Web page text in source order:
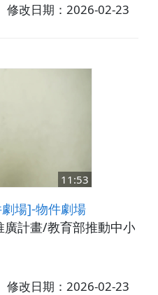
修改日期：2026-02-23
11:53
場]-物件劇場
廣計畫/教育部推動中小學
修改日期：2026-02-23